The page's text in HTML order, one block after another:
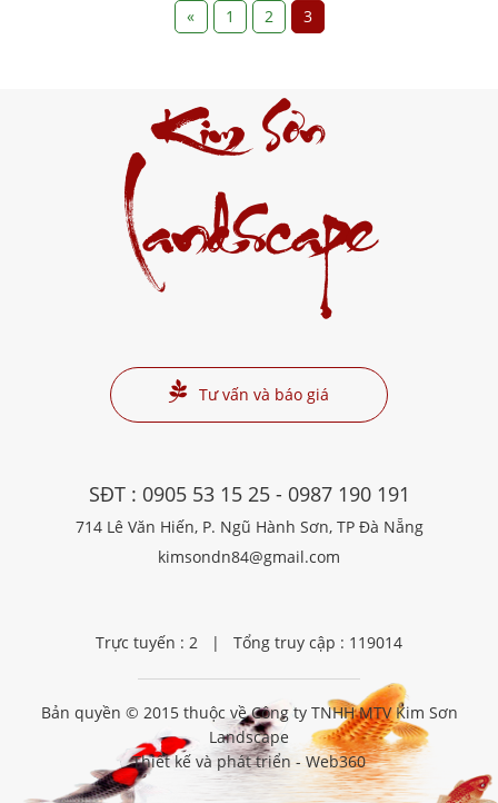
« 1 2 3
Kim Sơn
Landscape
Tư vấn và báo giá
SĐT : 0905 53 15 25- 0987 190 191
714 Lê Văn Hiến, P. Ngũ Hành Sơn, TP Đà Nẵng
kimsondn84@gmail.com
Trực tuyến : 2 | Tổng truy cập : 119014
Bản quyền © 2015 thuộc vềCông ty TNHH MTV Kim Sơn
Landscape
Thiết kế và phát triển -Web360